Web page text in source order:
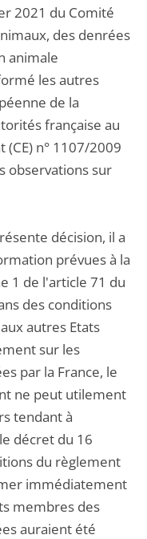
2021 du Comité
des denrées
animale
les autres
de la
française au
n° 1107/2009
observations sur
décision, il a
prévues à la
1 de l'article 71 du
des conditions
autres Etats
sur les
par la France, le
ne peut utilement
tendant à
décret du 16
du règlement
immédiatement
membres des
auraient été